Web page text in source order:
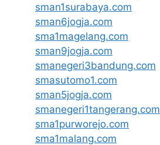
sman1surabaya.com
sman6jogja.com
sma1magelang.com
sman9jogja.com
smanegeri3bandung.com
smasutomo1.com
sman5jogja.com
smanegeri1tangerang.com
sma1purworejo.com
sma1malang.com